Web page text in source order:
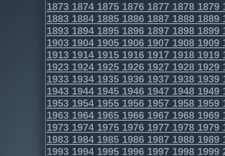
1873187418751876187718781879
1883188418851886188718881889
1893189418951896189718981899
1903190419051906190719081909
1913191419151916191719181919
1923192419251926192719281929
1933193419351936193719381939
1943194419451946194719481949
1953195419551956195719581959
1963196419651966196719681969
1973197419751976197719781979
1983198419851986198719881989
1993199419951996199719981999